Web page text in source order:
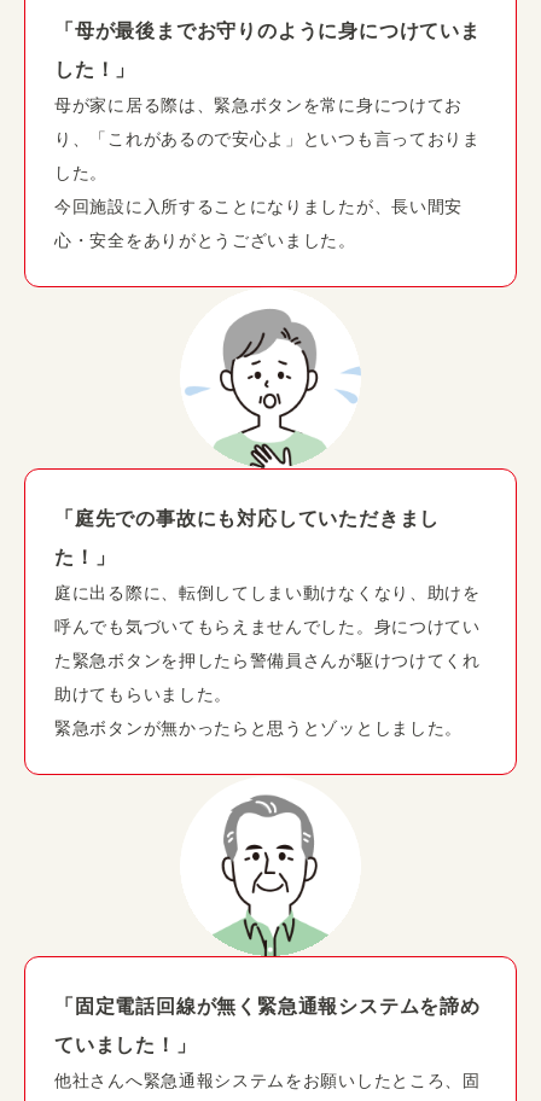
「母が最後までお守りのように身につけていま
した！」
母が家に居る際は、緊急ボタンを常に身につけてお
り、「これがあるので安心よ」といつも言っておりま
した。
今回施設に入所することになりましたが、長い間安
心・安全をありがとうございました。
「庭先での事故にも対応していただきまし
た！」
庭に出る際に、転倒してしまい動けなくなり、助けを
呼んでも気づいてもらえませんでした。身につけてい
た緊急ボタンを押したら警備員さんが駆けつけてくれ
助けてもらいました。
緊急ボタンが無かったらと思うとゾッとしました。
「固定電話回線が無く緊急通報システムを諦め
ていました！」
他社さんへ緊急通報システムをお願いしたところ、固